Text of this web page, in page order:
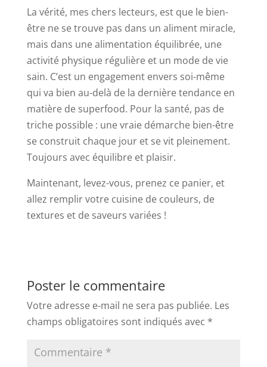
La vérité, mes chers lecteurs, est que le bien-
être ne se trouve pas dans un aliment miracle,
mais dans une alimentation équilibrée, une
activité physique régulière et un mode de vie
sain. C’est un engagement envers soi-même
qui va bien au-delà de la dernière tendance en
matière de superfood. Pour la santé, pas de
triche possible : une vraie démarche bien-être
se construit chaque jour et se vit pleinement.
Toujours avec équilibre et plaisir.
Maintenant, levez-vous, prenez ce panier, et
allez remplir votre cuisine de couleurs, de
textures et de saveurs variées !
Poster le commentaire
Votre adresse e-mail ne sera pas publiée. Les
champs obligatoires sont indiqués avec *